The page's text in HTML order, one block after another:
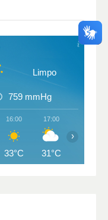
Limpo
759 mmHg
16:00
33°C
17:00
31°C
›